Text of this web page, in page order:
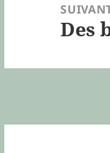
Article
Des